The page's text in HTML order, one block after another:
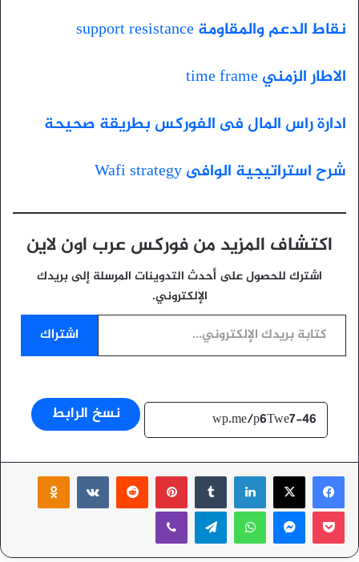
نقاط الدعم والمقاومة support resistance
الاطار الزمني time frame
ادارة راس المال فى الفوركس بطريقة صحيحة
شرح استراتيجية الوافى Wafi strategy
اكتشاف المزيد من فوركس عرب اون لاين
اشترك للحصول على أحدث التدوينات المرسلة إلى بريدك
الإلكتروني.
كتابة بريدك الإلكتروني...
اشتراك
نسخ الرابط
فيسبوك
‫X لينكدإن بينتيريست
‫Pocketماسنجرواتسابتيلقرامڤايبر